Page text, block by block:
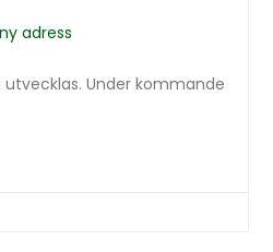
adress
Under kommande